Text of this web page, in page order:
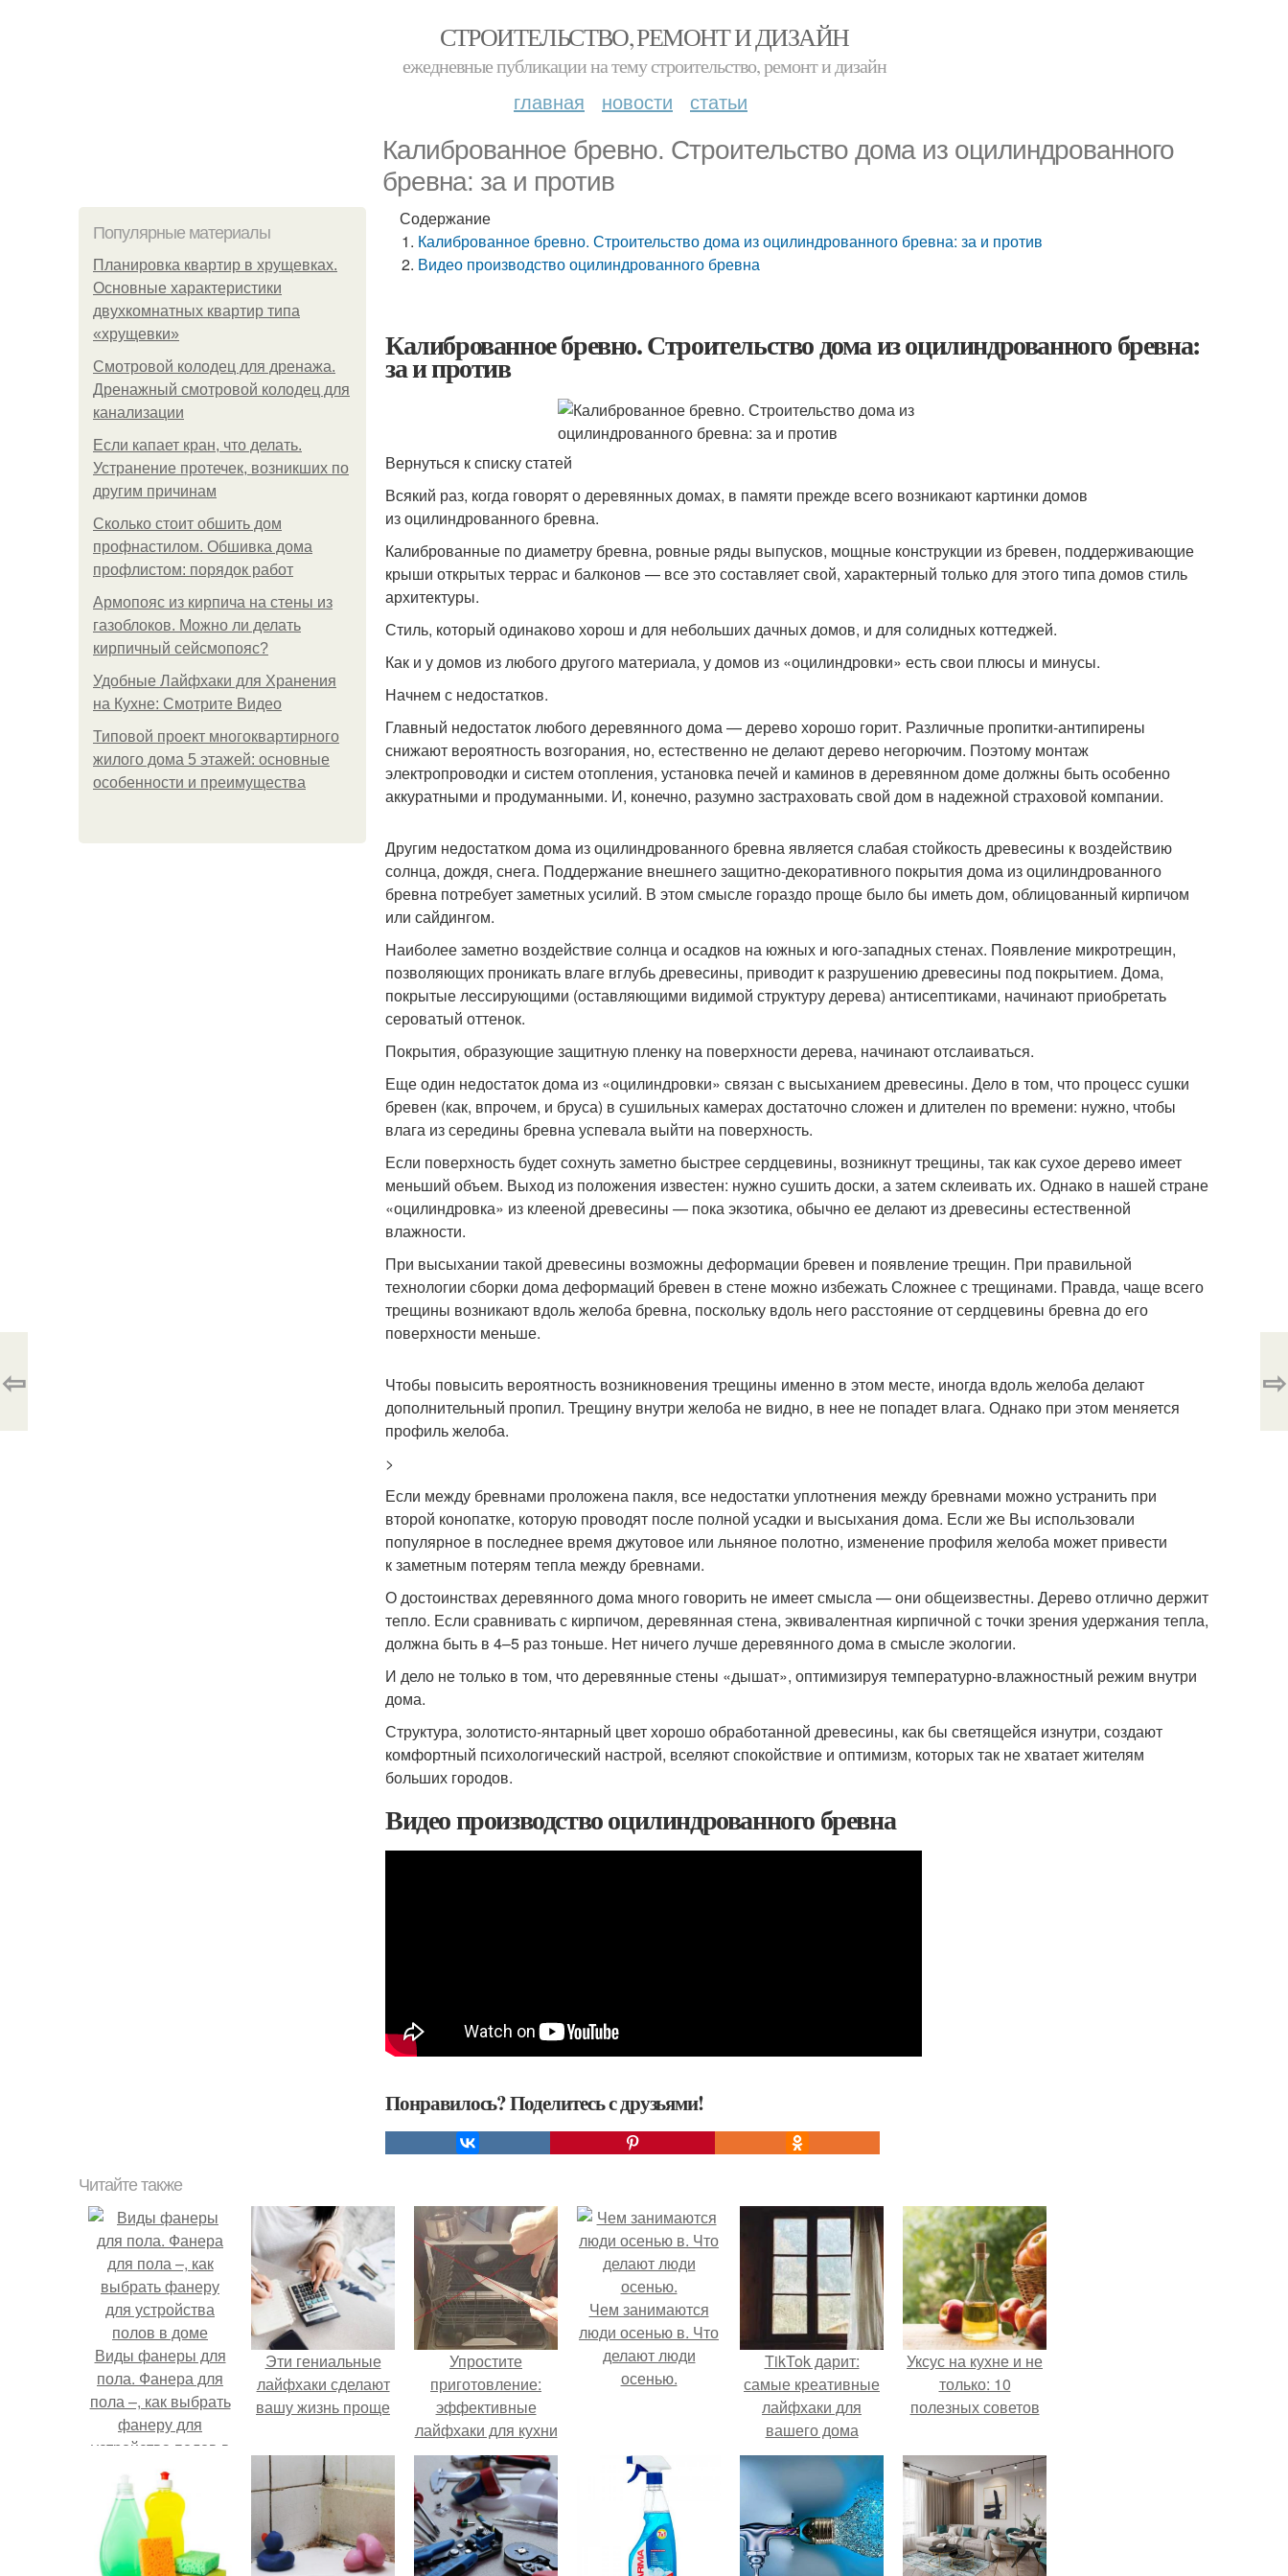
СТРОИТЕЛЬСТВО, РЕМОНТ И ДИЗАЙН
ежедневные публикации на тему строительство, ремонт и дизайн
главная новости статьи
Калиброванное бревно. Строительство дома из оцилиндрованного
бревна: за и против
Популярные материалы
Планировка квартир в хрущевках.
Основные характеристики
двухкомнатных квартир типа
«хрущевки»
Смотровой колодец для дренажа.
Дренажный смотровой колодец для
канализации
Если капает кран, что делать.
Устранение протечек, возникших по
другим причинам
Сколько стоит обшить дом
профнастилом. Обшивка дома
профлистом: порядок работ
Армопояс из кирпича на стены из
газоблоков. Можно ли делать
кирпичный сейсмопояс?
Удобные Лайфхаки для Хранения
на Кухне: Смотрите Видео
Типовой проект многоквартирного
жилого дома 5 этажей: основные
особенности и преимущества
Содержание
Калиброванное бревно. Строительство дома из оцилиндрованного бревна: за и против
Видео производство оцилиндрованного бревна
Калиброванное бревно. Строительство дома из оцилиндрованного бревна:
за и против
Вернуться к списку статей
Всякий раз, когда говорят о деревянных домах, в памяти прежде всего возникают картинки домов
из оцилиндрованного бревна.
Калиброванные по диаметру бревна, ровные ряды выпусков, мощные конструкции из бревен, поддерживающие
крыши открытых террас и балконов — все это составляет свой, характерный только для этого типа домов стиль
архитектуры.
Стиль, который одинаково хорош и для небольших дачных домов, и для солидных коттеджей.
Как и у домов из любого другого материала, у домов из «оцилиндровки» есть свои плюсы и минусы.
Начнем с недостатков.
Главный недостаток любого деревянного дома — дерево хорошо горит. Различные пропитки-антипирены
снижают вероятность возгорания, но, естественно не делают дерево негорючим. Поэтому монтаж
электропроводки и систем отопления, установка печей и каминов в деревянном доме должны быть особенно
аккуратными и продуманными. И, конечно, разумно застраховать свой дом в надежной страховой компании.
Другим недостатком дома из оцилиндрованного бревна является слабая стойкость древесины к воздействию
солнца, дождя, снега. Поддержание внешнего защитно-декоративного покрытия дома из оцилиндрованного
бревна потребует заметных усилий. В этом смысле гораздо проще было бы иметь дом, облицованный кирпичом
или сайдингом.
Наиболее заметно воздействие солнца и осадков на южных и юго-западных стенах. Появление микротрещин,
позволяющих проникать влаге вглубь древесины, приводит к разрушению древесины под покрытием. Дома,
покрытые лессирующими (оставляющими видимой структуру дерева) антисептиками, начинают приобретать
сероватый оттенок.
Покрытия, образующие защитную пленку на поверхности дерева, начинают отслаиваться.
Еще один недостаток дома из «оцилиндровки» связан с высыханием древесины. Дело в том, что процесс сушки
бревен (как, впрочем, и бруса) в сушильных камерах достаточно сложен и длителен по времени: нужно, чтобы
влага из середины бревна успевала выйти на поверхность.
Если поверхность будет сохнуть заметно быстрее сердцевины, возникнут трещины, так как сухое дерево имеет
меньший объем. Выход из положения известен: нужно сушить доски, а затем склеивать их. Однако в нашей стране
«оцилиндровка» из клееной древесины — пока экзотика, обычно ее делают из древесины естественной
влажности.
При высыхании такой древесины возможны деформации бревен и появление трещин. При правильной
технологии сборки дома деформаций бревен в стене можно избежать Сложнее с трещинами. Правда, чаще всего
трещины возникают вдоль желоба бревна, поскольку вдоль него расстояние от сердцевины бревна до его
поверхности меньше.
Чтобы повысить вероятность возникновения трещины именно в этом месте, иногда вдоль желоба делают
дополнительный пропил. Трещину внутри желоба не видно, в нее не попадет влага. Однако при этом меняется
профиль желоба.
>
Если между бревнами проложена пакля, все недостатки уплотнения между бревнами можно устранить при
второй конопатке, которую проводят после полной усадки и высыхания дома. Если же Вы использовали
популярное в последнее время джутовое или льняное полотно, изменение профиля желоба может привести
к заметным потерям тепла между бревнами.
О достоинствах деревянного дома много говорить не имеет смысла — они общеизвестны. Дерево отлично держит
тепло. Если сравнивать с кирпичом, деревянная стена, эквивалентная кирпичной с точки зрения удержания тепла,
должна быть в 4–5 раз тоньше. Нет ничего лучше деревянного дома в смысле экологии.
И дело не только в том, что деревянные стены «дышат», оптимизируя температурно-влажностный режим внутри
дома.
Структура, золотисто-янтарный цвет хорошо обработанной древесины, как бы светящейся изнутри, создают
комфортный психологический настрой, вселяют спокойствие и оптимизм, которых так не хватает жителям
больших городов.
Видео производство оцилиндрованного бревна
Понравилось? Поделитесь с друзьями!
⇦ ⇨
Читайте также
Виды фанеры для
пола. Фанера для
пола –, как выбрать
фанеру для
устройства полов в
доме
Эти гениальные
лайфхаки сделают
вашу жизнь проще
Упростите
приготовление:
эффективные
лайфхаки для кухни
Чем занимаются
люди осенью в. Что
делают люди
осенью.
TikTok дарит:
самые креативные
лайфхаки для
вашего дома
Уксус на кухне и не
только: 10
полезных советов